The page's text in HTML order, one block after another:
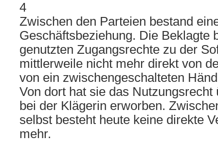
4
Zwischen den Parteien bestand
Geschäftsbeziehung. Die Beklagte
genutzten Zugangsrechte zu der
mittlerweile nicht mehr direkt von
von ein zwischengeschalteten
Von dort hat sie das Nutzungsrecht
bei der Klägerin erworben.
selbst besteht heute keine direkte
mehr.